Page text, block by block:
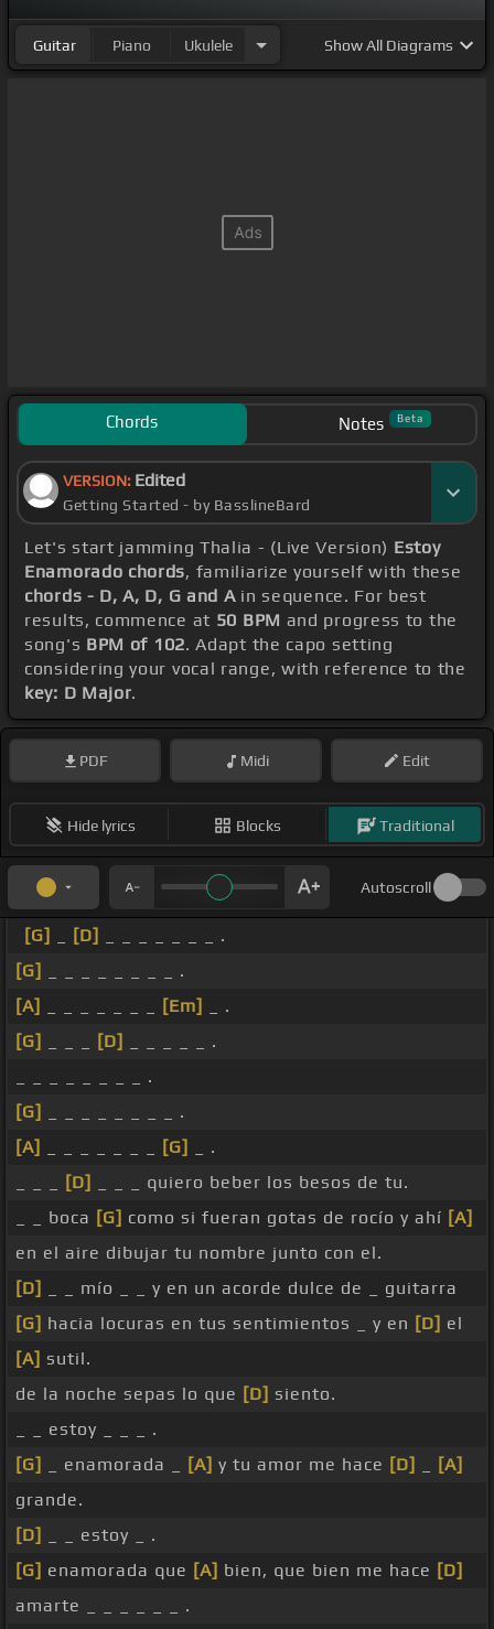
Guitar Piano Ukulele ShowAll Diagrams
Chords Notes Beta
VERSION: Edited
Getting Started - by BasslineBard
Let's start jamming Thalia - (Live Version) Estoy
Enamorado chords, familiarize yourself with these
chords - D, A, D, G and Ain sequence. For best
results, commence at 50 BPM and progress to the
song's BPM of 102. Adapt the capo setting
considering your vocal range, with reference to the
key: D Major.
PDF Midi Edit
Hide lyrics Blocks Traditional
Autoscroll
[G] [D]
_ _ _ _ _ _ _ .
[G]
_ _ _ _ _ _ _ _ .
[A]
[Em]
_ .
[G]
[D]
_ _ _ _ _ .
_ _ _ _ _ _ _ _ .
[G]
_ _ _ _ _ _ _ _ .
[A]
[G]
_ .
[D]
_ _ _ quiero beber los besos de tu.
_ _ boca [G] como si fueran gotas de rocío y ahí [A]
en el aire dibujar tu nombre junto con el.
[D]
_ _ mío _ _ y en un acorde dulce de _ guitarra
[G] hacia locuras en tus sentimientos _ y en [D] el
[A] sutil.
de la noche sepas lo que [D] siento.
_ _ estoy _ _ _ .
[G]
_ enamorada _ [A] y tu amor me hace [D]
[A]
grande.
[D]
_ _ estoy _ .
[G] enamorada que [A] bien, que bien me hace [D]
amarte _ _ _ _ _ _ .